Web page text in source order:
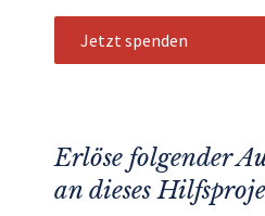
Jetzt spenden
Erlöse folgender
an dieses